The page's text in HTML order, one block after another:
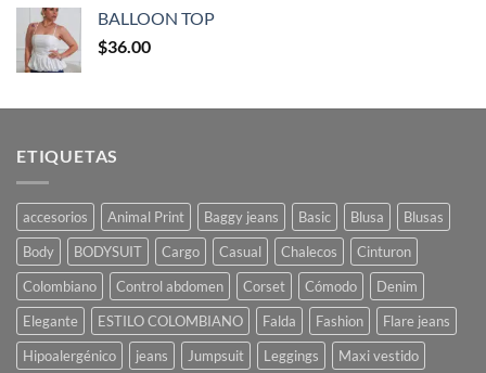
BALLOON TOP
$36.00
ETIQUETAS
accesorios Animal Print Baggy jeans Basic Blusa
Blusas
Body
BODYSUIT Cargo Casual Chalecos
Cinturon
Colombiano
Control abdomen Corset Cómodo
Denim
Elegante
ESTILO COLOMBIANO Falda Fashion
Flare jeans
Hipoalergénico
jeans Jumpsuit Leggings Maxi vestido